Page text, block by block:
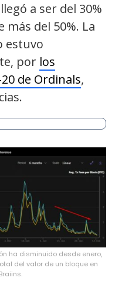
a ser del 30%
más del 50%. La
estuvo
por los
de Ordinals,
ha disminuido desde enero,
del valor de un bloque en